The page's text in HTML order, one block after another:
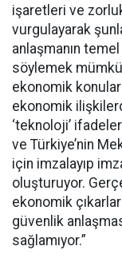
işaretleri ve
vurgulayarak
anlaşmanın
söylemek
ekonomik
ekonomik
‘teknoloji’
ve Türkiye’nin
için imzalayıp
oluşturuyor.
ekonomik
güvenlik
sağlamıyor.”